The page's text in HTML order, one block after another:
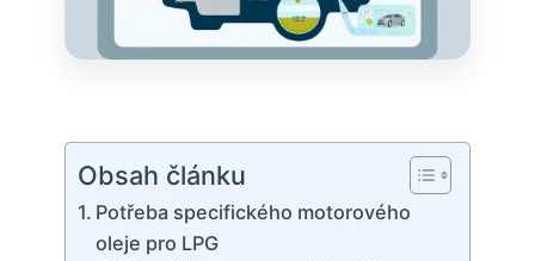
Obsah článku
Potřeba specifického motorového
oleje pro LPG